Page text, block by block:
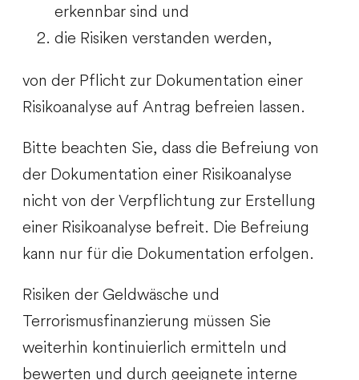
erkennbar sind und
die Risiken verstanden werden,
von der Pflicht zur Dokumentation einer
Risikoanalyse auf Antrag befreien lassen.
Bitte beachten Sie, dass die Befreiung von
der Dokumentation einer Risikoanalyse
nicht von der Verpflichtung zur Erstellung
einer Risikoanalyse befreit. Die Befreiung
kann nur für die Dokumentation erfolgen.
Risiken der Geldwäsche und
Terrorismusfinanzierung müssen Sie
weiterhin kontinuierlich ermitteln und
bewerten und durch geeignete interne